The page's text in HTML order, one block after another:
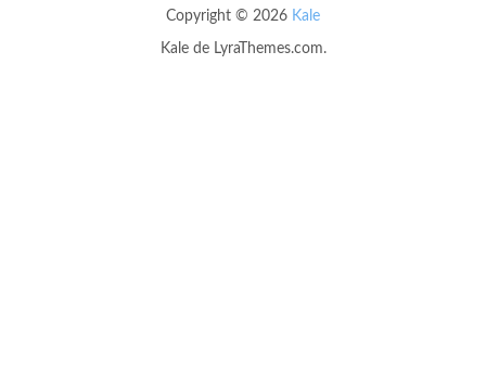
Copyright © 2026 Kale
Kalede LyraThemes.com.